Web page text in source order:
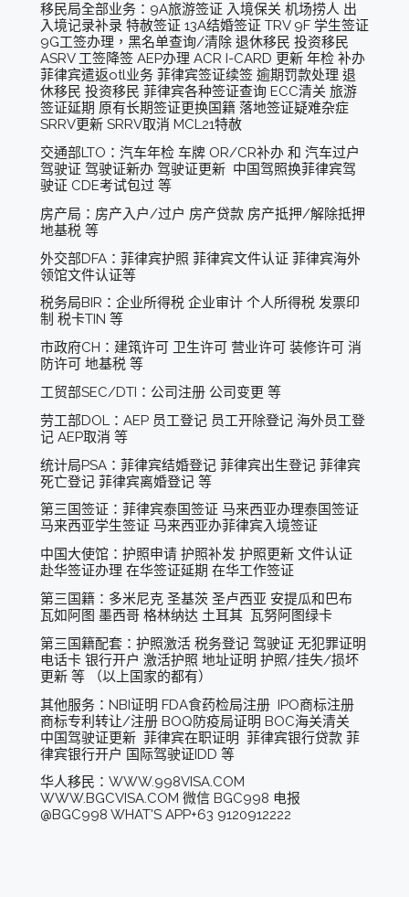
移民局全部业务：9A旅游签证 入境保关 机场捞人 出
入境记录补录 特赦签证 13A结婚签证 TRV 9F 学生签证
9G工签办理，黑名单查询/清除 退休移民 投资移民
ASRV 工签降签 AEP办理 ACR I-CARD 更新 年检 补办
菲律宾遣返otl业务 菲律宾签证续签 逾期罚款处理 退
休移民 投资移民 菲律宾各种签证查询 ECC清关 旅游
签证延期 原有长期签证更换国籍 落地签证疑难杂症
SRRV更新 SRRV取消 MCL21特赦
交通部LTO：汽车年检 车牌 OR/CR补办 和 汽车过户
驾驶证 驾驶证新办 驾驶证更新 中国驾照换菲律宾驾
驶证 CDE考试包过 等
房产局：房产入户/过户 房产贷款 房产抵押/解除抵押
地基税 等
外交部DFA：菲律宾护照 菲律宾文件认证 菲律宾海外
领馆文件认证等
税务局BIR：企业所得税 企业审计 个人所得税 发票印
制 税卡TIN 等
市政府CH：建筑许可 卫生许可 营业许可 装修许可 消
防许可 地基税 等
工贸部SEC/DTI：公司注册 公司变更 等
劳工部DOL：AEP 员工登记 员工开除登记 海外员工登
记 AEP取消 等
统计局PSA：菲律宾结婚登记 菲律宾出生登记 菲律宾
死亡登记 菲律宾离婚登记 等
第三国签证：菲律宾泰国签证 马来西亚办理泰国签证
马来西亚学生签证 马来西亚办菲律宾入境签证
中国大使馆：护照申请 护照补发 护照更新 文件认证
赴华签证办理 在华签证延期 在华工作签证
第三国籍：多米尼克 圣基茨 圣卢西亚 安提瓜和巴布
瓦如阿图 墨西哥 格林纳达 土耳其 瓦努阿图绿卡
第三国籍配套：护照激活 税务登记 驾驶证 无犯罪证明
电话卡 银行开户 激活护照 地址证明 护照/挂失/损坏
更新 等 （以上国家的都有）
其他服务：NBI证明 FDA食药检局注册 IPO商标注册
商标专利转让/注册 BOQ防疫局证明 BOC海关清关
中国驾驶证更新 菲律宾在职证明 菲律宾银行贷款 菲
律宾银行开户 国际驾驶证IDD 等
华人移民：WWW.998VISA.COM
WWW.BGCVISA.COM 微信 BGC998 电报
@BGC998 WHAT'S APP+63 9120912222